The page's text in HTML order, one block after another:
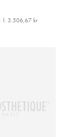
l: 3.506,67 kr